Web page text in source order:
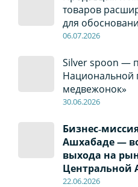
товаров
для
06.07.2026
Silver spoon —
Национальной
медвежонок»
30.06.2026
Ашхабаде —
выхода на
Центральной
22.06.2026